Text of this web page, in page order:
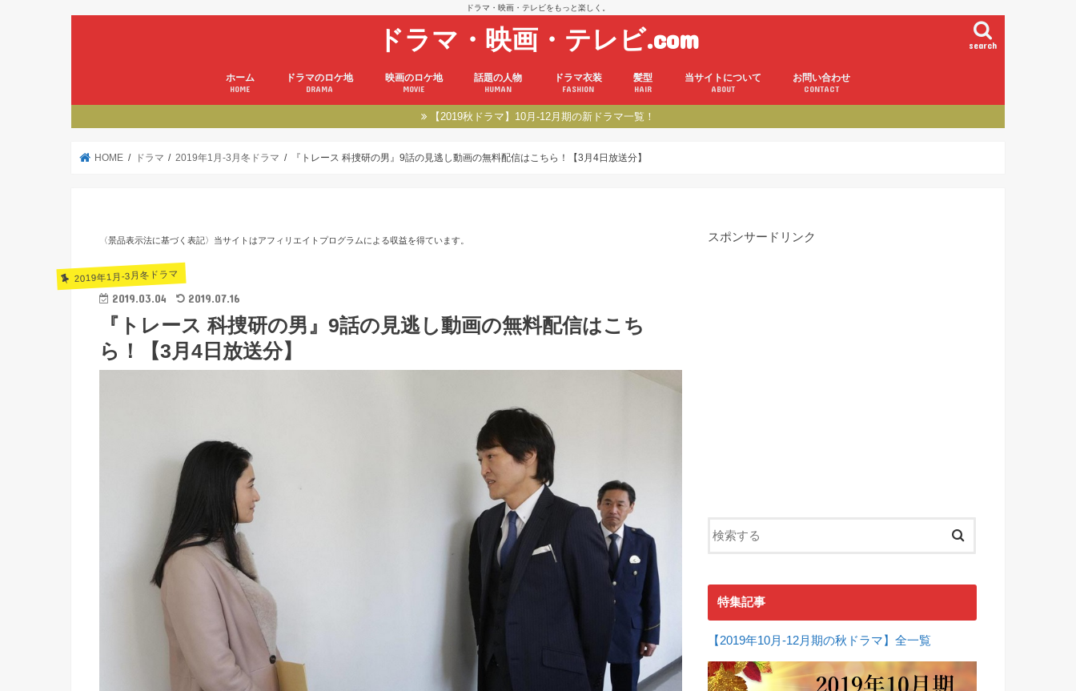
ドラマ・映画・テレビをもっと楽しく。
ドラマ・映画・テレビ.com search
ホーム
HOME
ドラマのロケ地
DRAMA
映画のロケ地
MOVIE
話題の人物
HUMAN
ドラマ衣装
FASHION
髪型
HAIR
当サイトについて
ABOUT
お問い合わせ
CONTACT
【2019秋ドラマ】10月-12月期の新ドラマ一覧！
HOME ドラマ 2019年1月-3月冬ドラマ 『トレース 科捜研の男』9話の見逃し動画の無料配信はこちら！【3月4日放送分】
〈景品表示法に基づく表記〉当サイトはアフィリエイトプログラムによる収益を得ています。
2019年1月-3月冬ドラマ
2019.03.04 2019.07.16
『トレース 科捜研の男』9話の見逃し動画の無料配信はこち
ら！【3月4日放送分】
スポンサードリンク
特集記事
【2019年10月-12月期の秋ドラマ】全一覧